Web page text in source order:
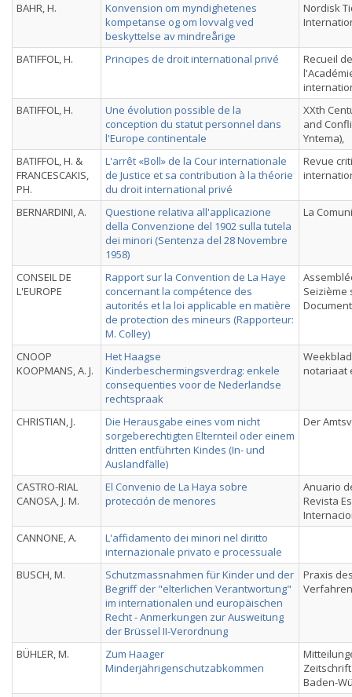
BAHR, H.
Konvension om myndighetenes
kompetanse og om lovvalg ved
beskyttelse av mindreårige
Nordisk
BATIFFOL, H. Principes de droit international privé
Recueil
BATIFFOL, H.
Une évolution possible de la
conception du statut personnel dans
l'Europe continentale
XXth
and
Yntema),
BATIFFOL, H. &
FRANCESCAKIS,
PH.
L'arrêt «Boll» de la Cour internationale
de Justice et sa contribution à la théorie
du droit international privé
Revue
BERNARDINI, A.
Questione relativa all'applicazione
della Convenzione del 1902 sulla tutela
dei minori (Sentenza del 28 Novembre
1958)
La
CONSEIL DE
L'EUROPE
Rapport sur la Convention de La Haye
concernant la compétence des
autorités et la loi applicable en matière
de protection des mineurs (Rapporteur:
M. Colley)
Seizième
CNOOP
KOOPMANS, A. J.
Het Haagse
Kinderbeschermingsverdrag: enkele
consequenties voor de Nederlandse
rechtspraak
notariaat
CHRISTIAN, J.
Die Herausgabe eines vom nicht
sorgeberechtigten Elternteil oder einem
dritten entführten Kindes (In- und
Auslandfälle)
Der
CASTRO-RIAL
CANOSA, J. M.
El Convenio de La Haya sobre
protección de menores
Anuario
Revista
CANNONE, A.
L'affidamento dei minori nel diritto
internazionale privato e processuale
BUSCH, M.
Schutzmassnahmen für Kinder und der
Begriff der "elterlichen Verantwortung"
im internationalen und europäischen
Recht - Anmerkungen zur Ausweitung
der Brüssel II-Verordnung
Praxis
BÜHLER, M.
Zum Haager
Minderjährigenschutzabkommen
Baden-